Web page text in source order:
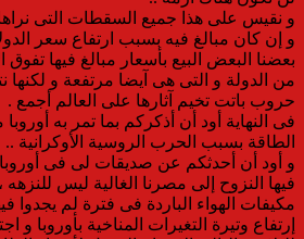
و نقيس على هذا جميع السقطات التى
و إن كان مبالغ فيه بسبب ارتفاع سعر
بعضنا البعض البيع بأسعار مبالغ فيها تفوق
من الدولة و التى هى آيضا مرتفعة و
حروب باتت تخيم آثارها على العالم أجمع .
فى النهاية أود أن أذكركم بما تمر به
الطاقة بسبب الحرب الروسية الأوكرانية ..
و أود أن أحدثكم عن صديقات لى فى أوروبا
فيها النزوح إلى مصرنا الغالية ليس
مكيفات الهواء الباردة فى فترة لم يجدوا
إرتفاع وتيرة التغيرات المناخية بأوروبا و